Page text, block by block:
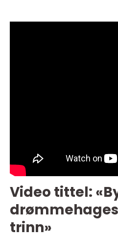
Video tittel:
trinn»